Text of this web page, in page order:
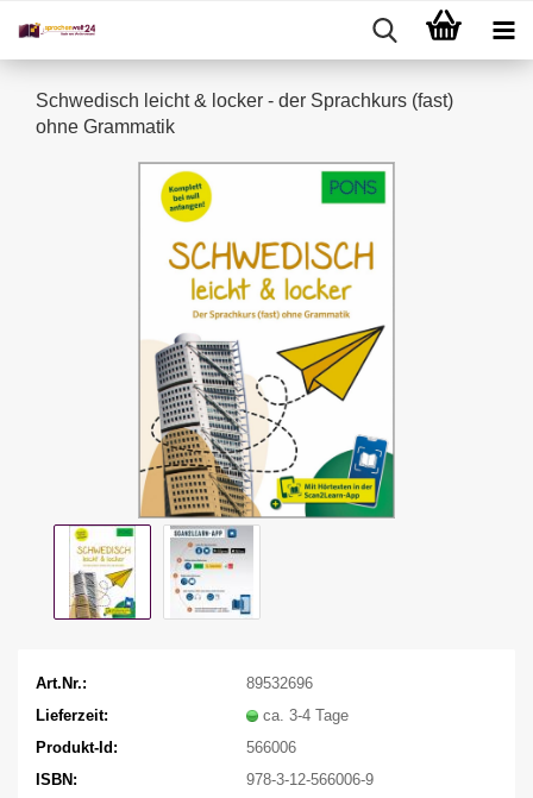
Schwedisch leicht & locker - der Sprachkurs (fast)
ohne Grammatik
Art.Nr.:
89532696
Lieferzeit:
ca. 3-4 Tage
Produkt-Id:
566006
ISBN:
978-3-12-566006-9